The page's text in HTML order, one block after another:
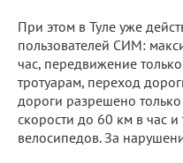
При этом в Туле уже
пользователей СИМ:
час, передвижение
тротуарам, переход
дороги разрешено
скорости до 60 км в час
велосипедов. За